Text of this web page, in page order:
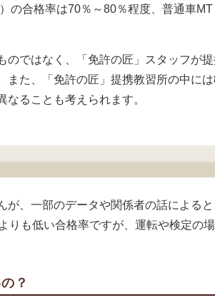
の合格率は70％～80％程度、普通車
ではなく、「免許の匠」スタッフが
た、「免許の匠」提携教習所の中に
ることも考えられます。
、一部のデータや関係者の話による
も低い合格率ですが、運転や検定の
？